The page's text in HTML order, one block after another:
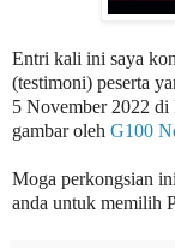
Entri kali ini saya
(testimoni) peserta
5 November 2022 di
gambar oleh G100
Moga perkongsian
anda untuk memilih